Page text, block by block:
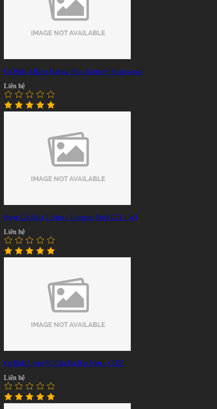
Cơ Bida 3 Băng Hanbat Plus-Rainbow Snakewood
Liên hệ
Ngọn Cơ Bida 3 Băng - Longoni Pro4 C71 - WJ
Liên hệ
Cơ Bida Libre/3C Cẩn Đá Bào Ngư - CH55
Liên hệ